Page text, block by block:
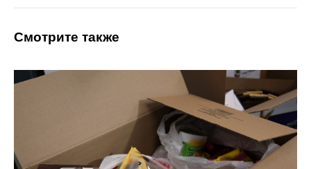
Смотрите также